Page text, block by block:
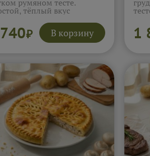
румяном тесте.
тёплый вкус
ужину. Подробнее...
₽ В корзину 1